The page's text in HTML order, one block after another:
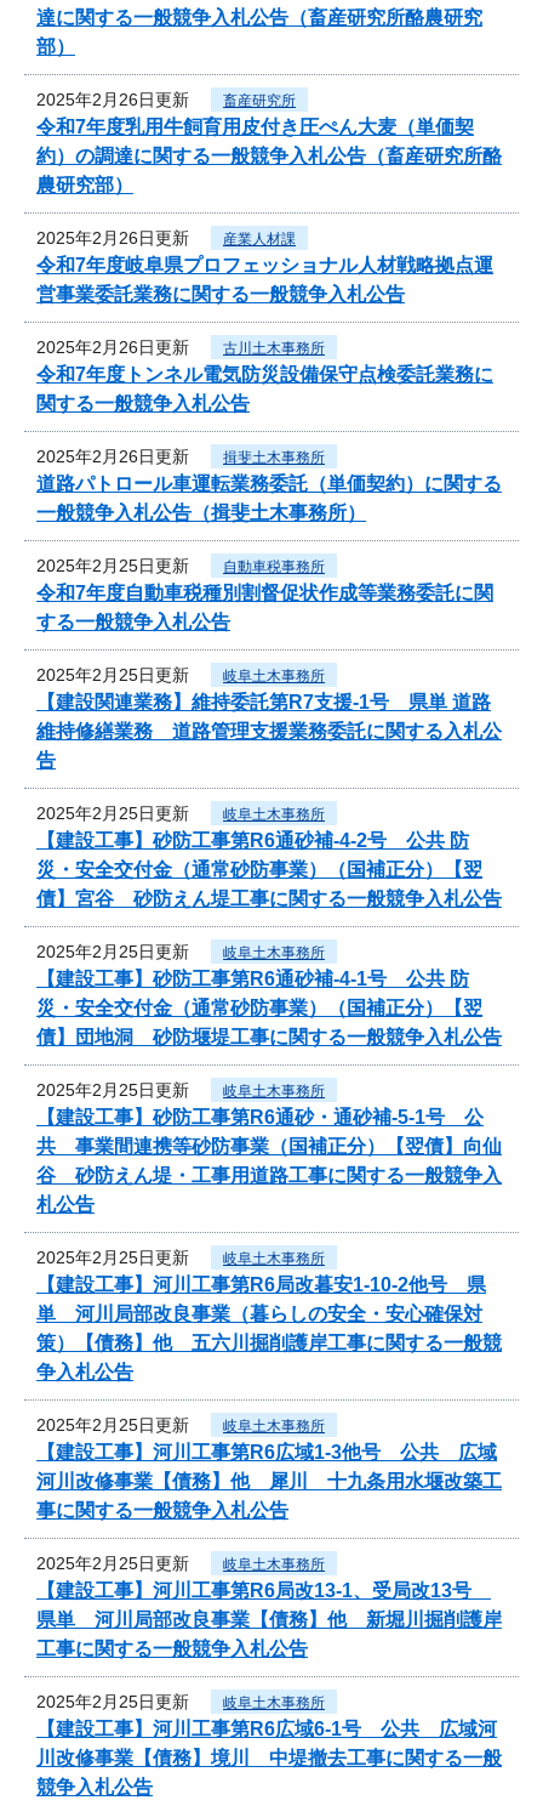
達に関する一般競争入札公告（畜産研究所酪農研究
部）
2025年2月26日更新 畜産研究所
令和7年度乳用牛飼育用皮付き圧ぺん大麦（単価契
約）の調達に関する一般競争入札公告（畜産研究所酪
農研究部）
2025年2月26日更新 産業人材課
令和7年度岐阜県プロフェッショナル人材戦略拠点運
営事業委託業務に関する一般競争入札公告
2025年2月26日更新 古川土木事務所
令和7年度トンネル電気防災設備保守点検委託業務に
関する一般競争入札公告
2025年2月26日更新 揖斐土木事務所
道路パトロール車運転業務委託（単価契約）に関する
一般競争入札公告（揖斐土木事務所）
2025年2月25日更新 自動車税事務所
令和7年度自動車税種別割督促状作成等業務委託に関
する一般競争入札公告
2025年2月25日更新 岐阜土木事務所
【建設関連業務】維持委託第R7支援-1号 県単 道路
維持修繕業務 道路管理支援業務委託に関する入札公
告
2025年2月25日更新 岐阜土木事務所
【建設工事】砂防工事第R6通砂補-4-2号 公共 防
災・安全交付金（通常砂防事業）（国補正分）【翌
債】宮谷 砂防えん堤工事に関する一般競争入札公告
2025年2月25日更新 岐阜土木事務所
【建設工事】砂防工事第R6通砂補-4-1号 公共 防
災・安全交付金（通常砂防事業）（国補正分）【翌
債】団地洞 砂防堰堤工事に関する一般競争入札公告
2025年2月25日更新 岐阜土木事務所
【建設工事】砂防工事第R6通砂・通砂補-5-1号 公
共 事業間連携等砂防事業（国補正分）【翌債】向仙
谷 砂防えん堤・工事用道路工事に関する一般競争入
札公告
2025年2月25日更新 岐阜土木事務所
【建設工事】河川工事第R6局改暮安1-10-2他号 県
単 河川局部改良事業（暮らしの安全・安心確保対
策）【債務】他 五六川掘削護岸工事に関する一般競
争入札公告
2025年2月25日更新 岐阜土木事務所
【建設工事】河川工事第R6広域1-3他号 公共 広域
河川改修事業【債務】他 犀川 十九条用水堰改築工
事に関する一般競争入札公告
2025年2月25日更新 岐阜土木事務所
【建設工事】河川工事第R6局改13-1、受局改13号
県単 河川局部改良事業【債務】他 新堀川掘削護岸
工事に関する一般競争入札公告
2025年2月25日更新 岐阜土木事務所
【建設工事】河川工事第R6広域6-1号 公共 広域河
川改修事業【債務】境川 中堤撤去工事に関する一般
競争入札公告